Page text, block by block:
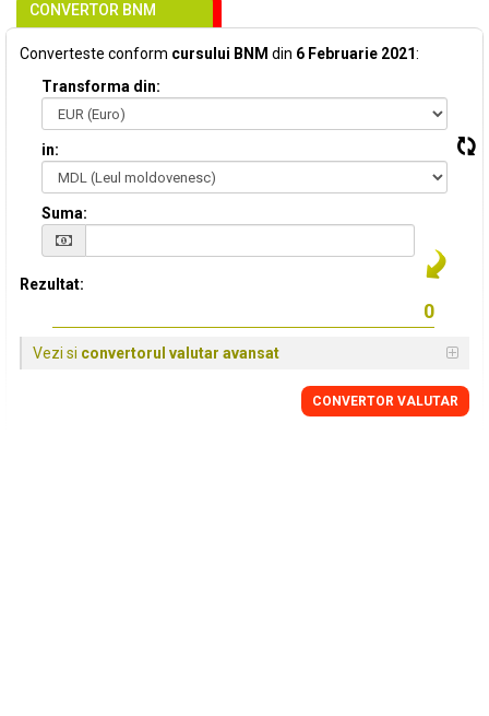
CONVERTOR BNM
Converteste conform cursului BNM din 6 Februarie 2021:
Transforma din:
in:
Suma:
Rezultat:
Vezi si convertorul valutar avansat
CONVERTOR VALUTAR